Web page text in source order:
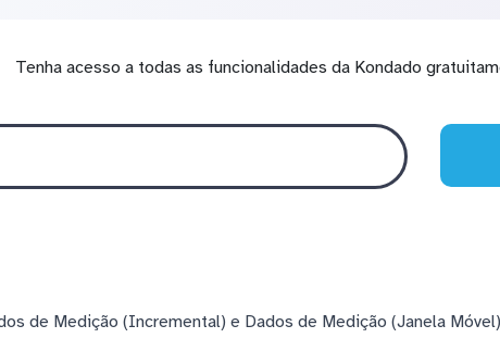
Tenha acesso a todas as funcionalidades da Kondado
de Medição (Incremental) e Dados de Medição (Janela